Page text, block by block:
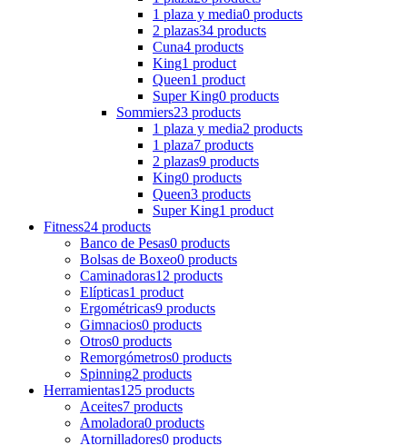
1 plaza y media0 products
2 plazas34 products
Cuna4 products
King1 product
Queen1 product
Super King0 products
Sommiers23 products
1 plaza y media2 products
1 plaza7 products
2 plazas9 products
King0 products
Queen3 products
Super King1 product
Fitness24 products
Banco de Pesas0 products
Bolsas de Boxeo0 products
Caminadoras12 products
Elípticas1 product
Ergométricas9 products
Gimnacios0 products
Otros0 products
Remorgómetros0 products
Spinning2 products
Herramientas125 products
Aceites7 products
Amoladora0 products
Atornilladores0 products